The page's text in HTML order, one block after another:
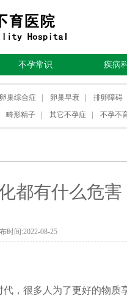
不孕常识 疾病
巢综合症 卵巢早衰 排卵障碍
畸形精子 其它不孕症 不孕不
都有什么危害
时间:2022-08-25
，很多人为了更好的物质